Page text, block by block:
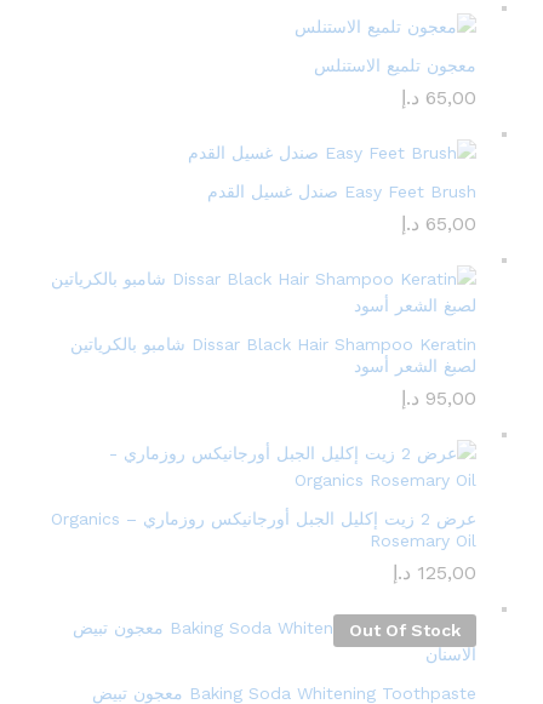
معجون تلميع الاستنلس
65,00 د.إ
Easy Feet Brush صندل غسيل القدم
65,00 د.إ
Dissar Black Hair Shampoo Keratin شامبو بالكرياتين
لصبغ الشعر أسود
95,00 د.إ
عرض 2 زيت إكليل الجبل أورجانيكس روزماري – Organics
Rosemary Oil
125,00 د.إ
Out Of Stock
Baking Soda Whitening Toothpaste معجون تبيض